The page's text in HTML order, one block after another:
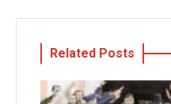
Related Posts